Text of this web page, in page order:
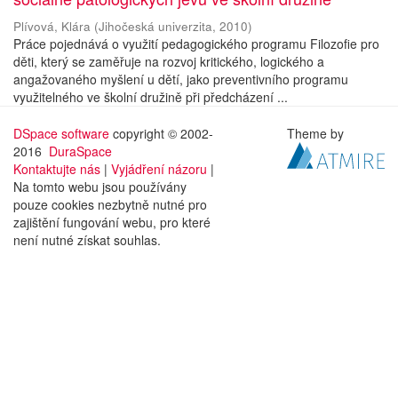
Plívová, Klára (Jihočeská univerzita, 2010)
Práce pojednává o využití pedagogického programu Filozofie pro
děti, který se zaměřuje na rozvoj kritického, logického a
angažovaného myšlení u dětí, jako preventivního programu
využitelného ve školní družině při předcházení ...
DSpace software copyright © 2002-
2016 DuraSpace
Kontaktujte nás | Vyjádření názoru |
Na tomto webu jsou používány
pouze cookies nezbytně nutné pro
zajištění fungování webu, pro které
není nutné získat souhlas.
Theme by